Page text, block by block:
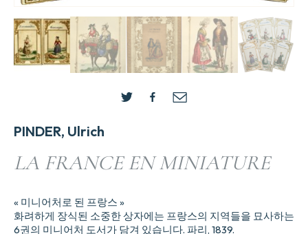
PINDER, Ulrich
LA FRANCE EN MINIATURE
« 미니어처로 된 프랑스 »
화려하게 장식된 소중한 상자에는 프랑스의 지역들을 묘사하는
6권의 미니어처 도서가 담겨 있습니다. 파리, 1839.